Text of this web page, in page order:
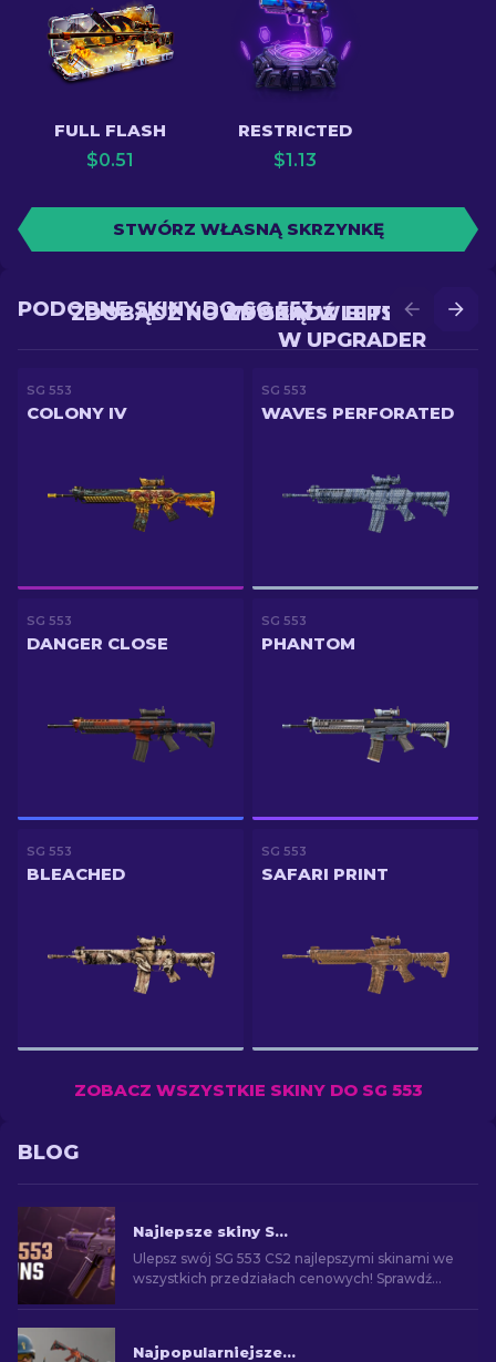
FULL FLASH
$0.51
RESTRICTED
$1.13
STWÓRZ WŁASNĄ SKRZYNKĘ
ZDOBĄDŹ LEPSZY SKIN
W UPGRADER
ZDOBĄDŹ NOWY SKIN W BITWIE
PODOBNE SKINY DO SG 553
SG 553
COLONY IV
SG 553
WAVES PERFORATED
SG 553
DANGER CLOSE
SG 553
PHANTOM
SG 553
BLEACHED
SG 553
SAFARI PRINT
ZOBACZ WSZYSTKIE SKINY DO SG 553
BLOG
Najlepsze skiny SG 553 w CS2 [2026]
Ulepsz swój SG 553 CS2 najlepszymi skinami we
wszystkich przedziałach cenowych! Sprawdź
Najpopularniejsze skiny w CS2 [2026]